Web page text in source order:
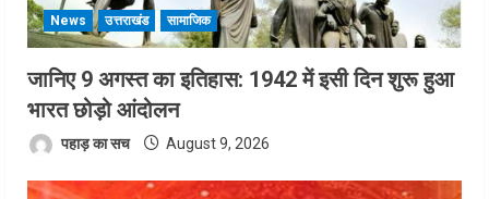
News उत्तराखंड सामाजिक
जानिए 9 अगस्त का इतिहास: 1942 में इसी दिन शुरू हुआ
भारत छोड़ो आंदोलन
पहाड़ का सच August 9, 2026